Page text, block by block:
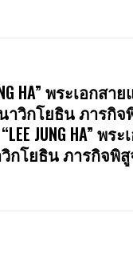
HA” พระเอกสา
นาวิกโยธิน ภารกิ
JUNG HA” พร
วิกโยธิน ภารกิจ